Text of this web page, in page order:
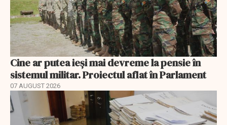
Cine ar putea ieși mai devreme la pensie în
sistemul militar. Proiectul aflat în Parlament
07 AUGUST 2026